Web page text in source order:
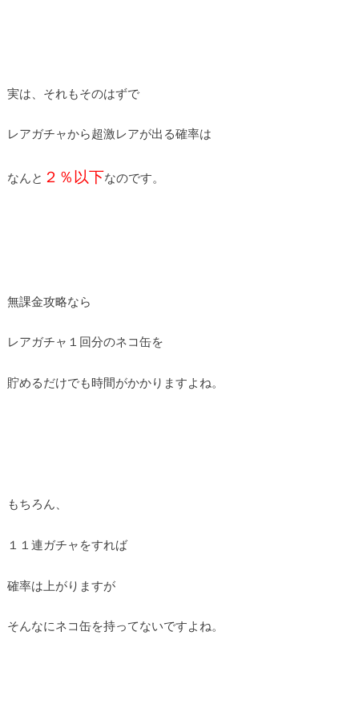
実は、それもそのはずで
レアガチャから超激レアが出る確率は
なんと ２％以下なのです。
無課金攻略なら
レアガチャ１回分のネコ缶を
貯めるだけでも時間がかかりますよね。
もちろん、
１１連ガチャをすれば
確率は上がりますが
そんなにネコ缶を持ってないですよね。